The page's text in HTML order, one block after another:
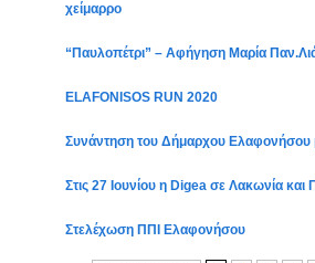
χείμαρρο
“Παυλοπέτρι” – Αφήγηση Μαρία
ELAFONISOS RUN 2020
Συνάντηση του Δήμαρχου Ελαφονήσου
Στις 27 Ιουνίου η Digea σε Λακωνία
Στελέχωση ΠΠΙ Ελαφονήσου